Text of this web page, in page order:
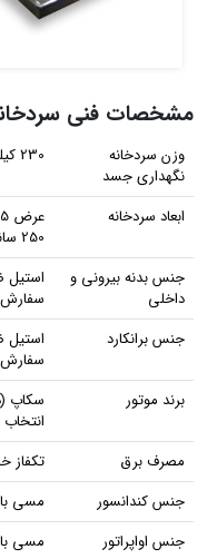
مشخصات فنی
وزن سردخانه
نگهداری جسد
230 کیلو گرم
ابعاد سردخانه
250 سانتی متر
جنس بدنه بیرونی و
داخلی
استیل
جنس برانکارد
استیل
برند موتور
سکاپ
مصرف برق
تکفاز
جنس کندانسور
مسی
جنس اواپراتور
مسی